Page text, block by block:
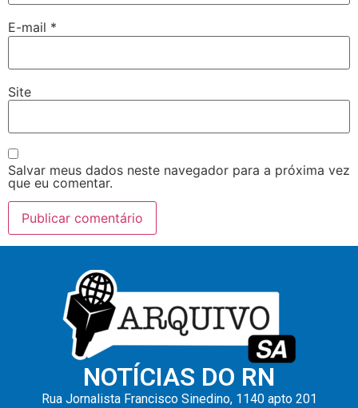
E-mail *
Site
Salvar meus dados neste navegador para a próxima vez
que eu comentar.
NOTÍCIAS DO RN
Rua Jornalista Francisco Sinedino, 1140 apto 201